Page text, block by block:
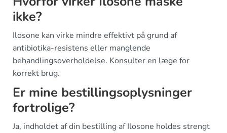
ikke?
Ilosone kan virke mindre effektivt på grund af
antibiotika-resistens eller manglende
behandlingsoverholdelse. Konsulter en læge for
korrekt brug.
Er mine bestillingsoplysninger
fortrolige?
Ja, indholdet af din bestilling af Ilosone holdes strengt